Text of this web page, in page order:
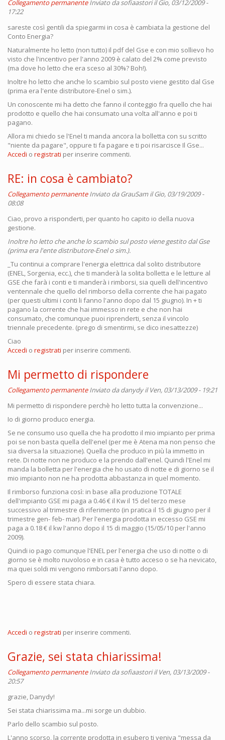
Collegamento permanente Inviato da sofiaastoriil Gio, 03/12/2009 -
17:22
sareste così gentili da spiegarmi in cosa è cambiata la gestione del
Conto Energia?
Naturalmente ho letto (non tutto) il pdf del Gse e con mio sollievo ho
visto che l'incentivo per l'anno 2009 è calato del 2% come previsto
(ma dove ho letto che era sceso al 30%? Boh!).
Inoltre ho letto che anche lo scambio sul posto viene gestito dal Gse
(prima era l'ente distributore-Enel o sim.).
Un conoscente mi ha detto che fanno il conteggio fra quello che hai
prodotto e quello che hai consumato una volta all'anno e poi ti
pagano.
Allora mi chiedo se l'Enel ti manda ancora la bolletta con su scritto
"niente da pagare", oppure ti fa pagare e ti poi risarcisce Il Gse...
Accedi o registrati per inserire commenti.
RE: in cosa è cambiato?
Collegamento permanente Inviato daGrauSamil Gio, 03/19/2009 -
08:08
Ciao, provo a risponderti, per quanto ho capito io della nuova
gestione.
Inoltre ho letto che anche lo scambio sul posto viene gestito dal Gse
(prima era l'ente distributore-Enel o sim.).
_Tu continui a comprare l'energia elettrica dal solito distributore
(ENEL, Sorgenia, ecc.), che ti manderà la solita bolletta e le letture al
GSE che farà i conti e ti manderà i rimborsi, sia quelli dell'incentivo
ventennale che quello del rimborso della corrente che hai pagato
(per questi ultimi i conti li fanno l'anno dopo dal 15 giugno). In + ti
pagano la corrente che hai immesso in rete e che non hai
consumato, che comunque puoi riprenderti, senza il vincolo
triennale precedente. (prego di smentirmi, se dico inesattezze)
Ciao
Accedi o registrati per inserire commenti.
Mi permetto di rispondere
Collegamento permanente Inviato dadanydyil Ven, 03/13/2009 - 19:21
Mi permetto di rispondere perchè ho letto tutta la convenzione...
Io di giorno produco energia.
Se ne consumo uso quella che ha prodotto il mio impianto per prima
poi se non basta quella dell'enel (per me è Atena ma non penso che
sia diversa la situazione). Quella che produco in più la immetto in
rete. Di notte non ne produco e la prendo dall'enel. Quindi l'Enel mi
manda la bolletta per l'energia che ho usato di notte e di giorno se il
mio impianto non ne ha prodotta abbastanza in quel momento.
Il rimborso funziona così: in base alla produzione TOTALE
dell'impianto GSE mi paga a 0.46 € il Kw il 15 del terzo mese
successivo al trimestre di riferimento (in pratica il 15 di giugno per il
trimestre gen- feb- mar). Per l'energia prodotta in eccesso GSE mi
paga a 0.18 € il kw l'anno dopo il 15 di maggio (15/05/10 per l'anno
2009).
Quindi io pago comunque l'ENEL per l'energia che uso di notte o di
giorno se è molto nuvoloso e in casa è tutto acceso o se ha nevicato,
ma quei soldi mi vengono rimborsati l'anno dopo.
Spero di essere stata chiara.
Accedi o registrati per inserire commenti.
Grazie, sei stata chiarissima!
Collegamento permanente Inviato da sofiaastoriil Ven, 03/13/2009 -
20:57
grazie, Danydy!
Sei stata chiarissima ma...mi sorge un dubbio.
Parlo dello scambio sul posto.
L'anno scorso, la corrente prodotta in esubero ti veniva "messa da